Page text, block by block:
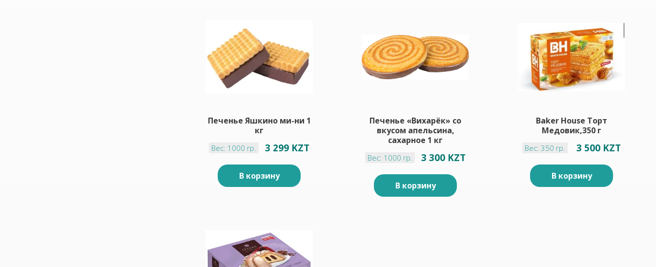
Печенье Яшкино ми-ни 1
кг
Вес: 1000 гр. 3 299 KZT
В корзину
Печенье «Вихарёк» со
вкусом апельсина,
сахарное 1 кг
Вес: 1000 гр. 3 300 KZT
В корзину
Baker House Торт
Медовик,350 г
Вес: 350 гр. 3 500 KZT
В корзину